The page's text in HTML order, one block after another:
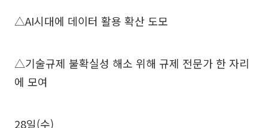
△AI시대에 데이터 활용 확산 도모
△기술규제 불확실성 해소 위해 규제 전문가 한 자리
에 모여
28일(수)